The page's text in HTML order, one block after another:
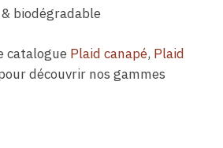
biodégradable
catalogue Plaid canapé, Plaid
découvrir nos gammes